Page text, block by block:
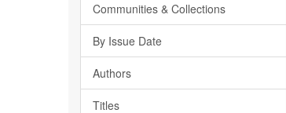
Communities & Collections
By Issue Date
Authors
Titles